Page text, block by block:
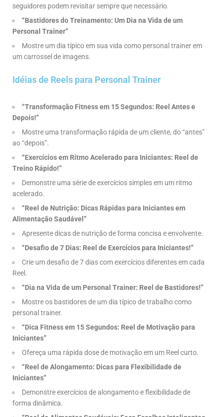
seguidores podem revisitar sempre que necessário.
“Bastidores do Treinamento: Um Dia na Vida de um
Personal Trainer”
Mostre um dia típico em sua vida como personal trainer em
um carrossel de imagens.
Idéias de Reels para Personal Trainer
“Transformação Fitness em 15 Segundos: Reel Antes e
Depois!”
Mostre uma transformação rápida de um cliente, do “antes”
ao “depois”.
“Exercícios em Ritmo Acelerado para Iniciantes: Reel de
Treino Rápido!”
Demonstre uma série de exercícios simples em um ritmo
acelerado.
“Reel de Nutrição: Dicas Rápidas para Iniciantes em
Alimentação Saudável”
Apresente dicas de nutrição de forma concisa e envolvente.
“Desafio de 7 Dias: Reel de Exercícios para Iniciantes!”
Crie um desafio de 7 dias com exercícios diferentes em cada
Reel.
“Dia na Vida de um Personal Trainer: Reel de Bastidores!”
Mostre os bastidores de um dia típico de trabalho como
personal trainer.
“Dica Fitness em 15 Segundos: Reel de Motivação para
Iniciantes”
Ofereça uma rápida dose de motivação em um Reel curto.
“Reel de Alongamento: Dicas para Flexibilidade de
Iniciantes”
Demonstre exercícios de alongamento e flexibilidade de
forma dinâmica.